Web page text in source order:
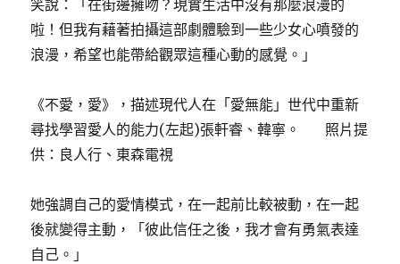
笑說：「在街邊擁吻？現實生活中沒有那麼浪漫的
啦！但我有藉著拍攝這部劇體驗到一些少女心噴發的
浪漫，希望也能帶給觀眾這種心動的感覺。」
《不愛，愛》，描述現代人在「愛無能」世代中重新
尋找學習愛人的能力(左起)張軒睿、韓寧。 照片提
供：良人行、東森電視
她強調自己的愛情模式，在一起前比較被動，在一起
後就變得主動，「彼此信任之後，我才會有勇氣表達
自己。」